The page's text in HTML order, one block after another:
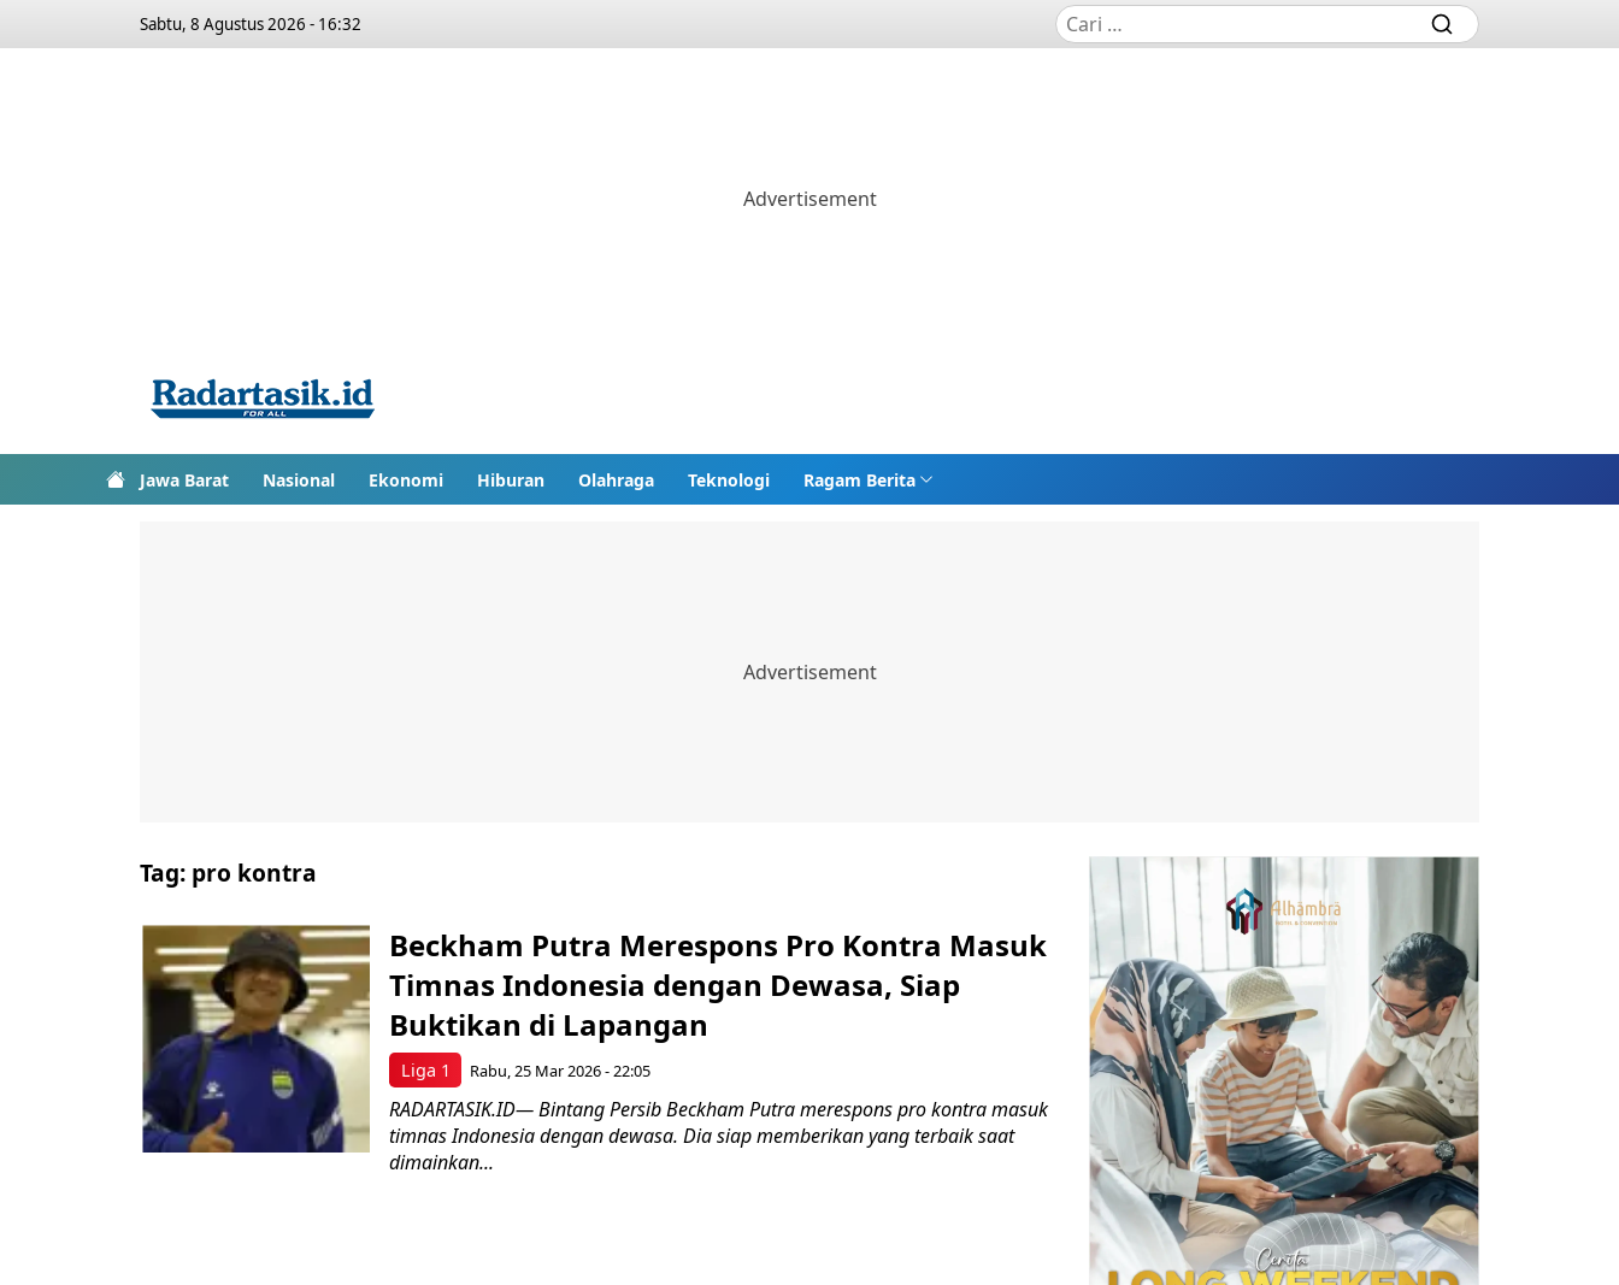
Sabtu, 8 Agustus 2026 - 16:32
Jawa Barat Nasional Ekonomi Hiburan Olahraga Teknologi Ragam Berita
Tag: pro kontra
Liga 1
Beckham Putra Merespons Pro Kontra Masuk
Timnas Indonesia dengan Dewasa, Siap
Buktikan di Lapangan
Rabu, 25 Mar 2026 - 22:05
RADARTASIK.ID— Bintang Persib Beckham Putra merespons pro kontra masuk
timnas Indonesia dengan dewasa. Dia siap memberikan yang terbaik saat
dimainkan...